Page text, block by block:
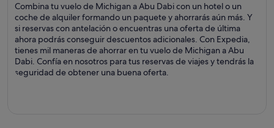
Combina tu vuelo de Michigan a Abu Dabi con un hotel o un
coche de alquiler formando un paquete y ahorrarás aún más. Y
si reservas con antelación o encuentras una oferta de última
ahora podrás conseguir descuentos adicionales. Con Expedia,
tienes mil maneras de ahorrar en tu vuelo de Michigan a Abu
Dabi. Confía en nosotros para tus reservas de viajes y tendrás la
seguridad de obtener una buena oferta.